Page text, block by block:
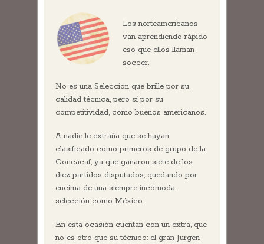
Los norteamericanos
van aprendiendo rápido
eso que ellos llaman
soccer.
No es una Selección que brille por su
calidad técnica, pero sí por su
competitividad, como buenos americanos.
A nadie le extraña que se hayan
clasificado como primeros de grupo de la
Concacaf, ya que ganaron siete de los
diez partidos disputados, quedando por
encima de una siempre incómoda
selección como México.
En esta ocasión cuentan con un extra, que
no es otro que su técnico: el gran Jurgen